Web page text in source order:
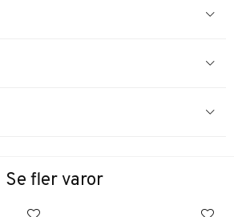
Se fler varor